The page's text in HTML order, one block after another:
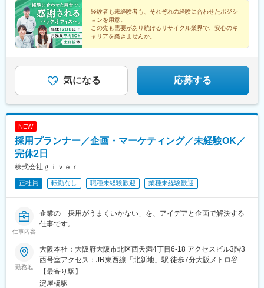
経験者も未経験者も、それぞれの経験に合わせたポジシ
ョンを用意。
この先も需要があり続けるリサイクル業界で、安心のキ
ャリアを築きませんか。
■キャリアUP可能
■経験者は主任クラスからスタート
気になる 応募する
NEW
採用プランナー／企画・マーケティング／未経験OK／
完休2日
株式会社ｇｉｖｅｒ
正社員 転勤なし 職種未経験歓迎 業種未経験歓迎
仕事内容
企業の「採用がうまくいかない」を、アイデアと企画で解決する
仕事です。
勤務地
大阪本社：大阪府大阪市北区西天満4丁目6-18 アクセスビル3階3
西号室アクセス：JR東西線「北新地」駅 徒歩7分大阪メトロ谷町
線「東梅田」駅 徒歩9分大阪メトロ堺筋線／谷町線「南森町」駅
徒歩9分大阪メトロ御堂筋線「淀屋橋」駅 徒歩10分京阪本線「北
【最寄り駅】
淀屋橋駅